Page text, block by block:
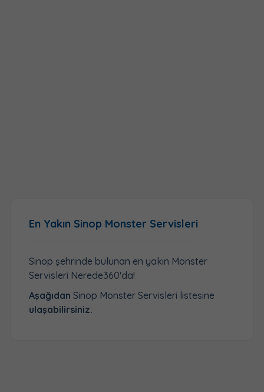
En Yakın Sinop Monster Servisleri
Sinop şehrinde bulunan en yakın Monster
Servisleri Nerede360'da!
Aşağıdan Sinop Monster Servisleri listesine
ulaşabilirsiniz.